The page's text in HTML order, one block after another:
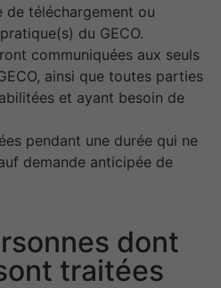
de téléchargement ou
du GECO.
communiquées aux seuls
ainsi que toutes parties
et ayant besoin de
pendant une durée qui ne
demande anticipée de
dont
traitées